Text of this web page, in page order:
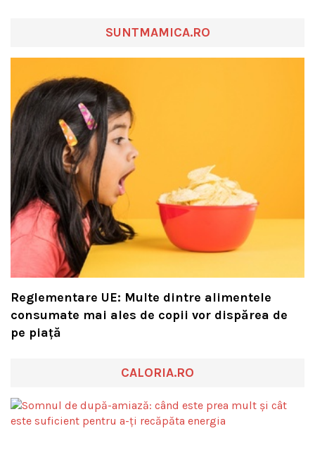
SUNTMAMICA.RO
Reglementare UE: Multe dintre alimentele
consumate mai ales de copii vor dispărea de
pe piață
CALORIA.RO